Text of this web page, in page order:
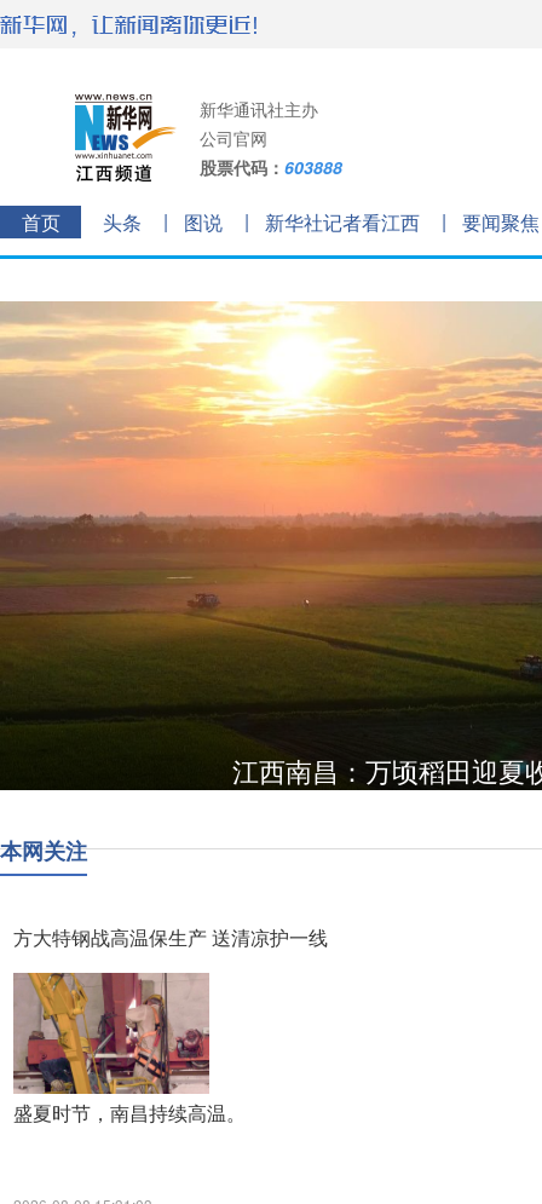
新华通讯社主办
公司官网
股票代码： 603888
首页 头条 图说 新华社记者看江西 要闻聚焦
江西南昌：万顷稻田迎夏
本网关注
方大特钢战高温保生产 送清凉护一线
盛夏时节，南昌持续高温。